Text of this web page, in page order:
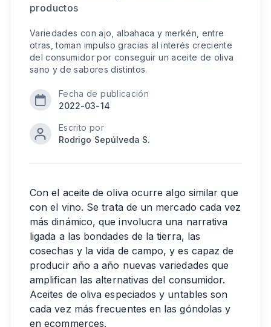
productos
Variedades con ajo, albahaca y merkén, entre
otras, toman impulso gracias al interés creciente
del consumidor por conseguir un aceite de oliva
sano y de sabores distintos.
Fecha de publicación
2022-03-14
Escrito por
Rodrigo Sepúlveda S.
Con el aceite de oliva ocurre algo similar que
con el vino. Se trata de un mercado cada vez
más dinámico, que involucra una narrativa
ligada a las bondades de la tierra, las
cosechas y la vida de campo, y es capaz de
producir año a año nuevas variedades que
amplifican las alternativas del consumidor.
Aceites de oliva especiados y untables son
cada vez más frecuentes en las góndolas y
en ecommerces.